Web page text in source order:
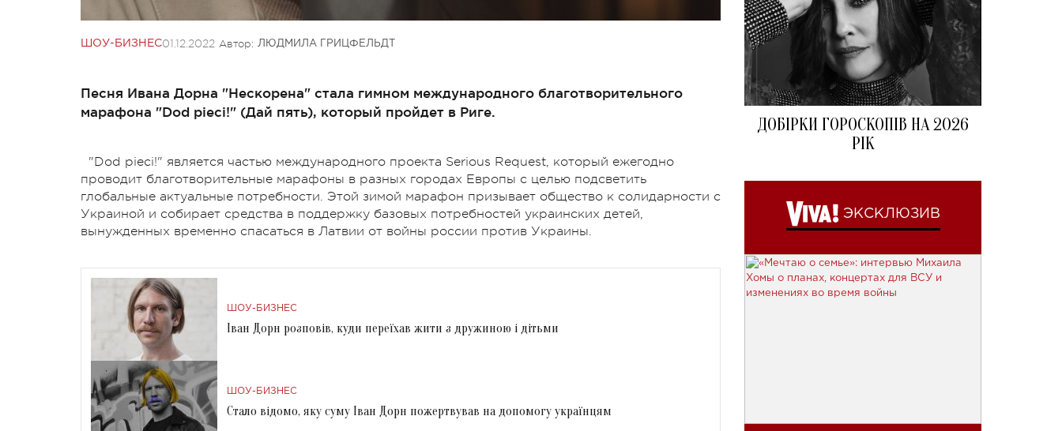
ШОУ-БИЗНЕС01.12.2022 Автор: ЛЮДМИЛА ГРИЦФЕЛЬДТ
Песня Ивана Дорна "Нескорена" стала гимном международного благотворительного
марафона "Dod pieci!" (Дай пять), который пройдет в Риге.
"Dod pieci!" является частью международного проекта Serious Request, который ежегодно
проводит благотворительные марафоны в разных городах Европы с целью подсветить
глобальные актуальные потребности. Этой зимой марафон призывает общество к солидарности с
Украиной и собирает средства в поддержку базовых потребностей украинских детей,
вынужденных временно спасаться в Латвии от войны россии против Украины.
ШОУ-БИЗНЕС
Іван Дорн розповів, куди переїхав жити з дружиною і дітьми
ШОУ-БИЗНЕС
Стало відомо, яку суму Іван Дорн пожертвував на допомогу українцям
ДОБІРКИ ГОРОСКОПІВ НА 2026
РІК
ЭКСКЛЮЗИВ